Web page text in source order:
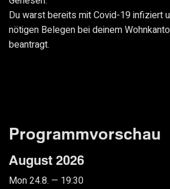
Du warst bereits mit Covid-19 infiziert
nötigen Belegen bei deinem
beantragt.
Programmvorschau
August 2026
Mon 24.8. — 19:30